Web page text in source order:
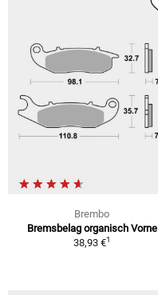
Brembo
Bremsbelag organisch Vorne
38,93 €1